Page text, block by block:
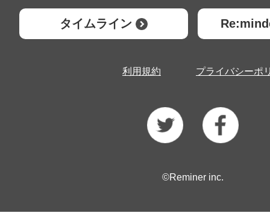
タイムライン
利用規約 プライバシーポ
©Reminer inc.